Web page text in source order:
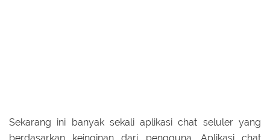
Sekarang ini banyak sekali aplikasi chat seluler yang
berdasarkan keinginan dari pengguna. Aplikasi chat